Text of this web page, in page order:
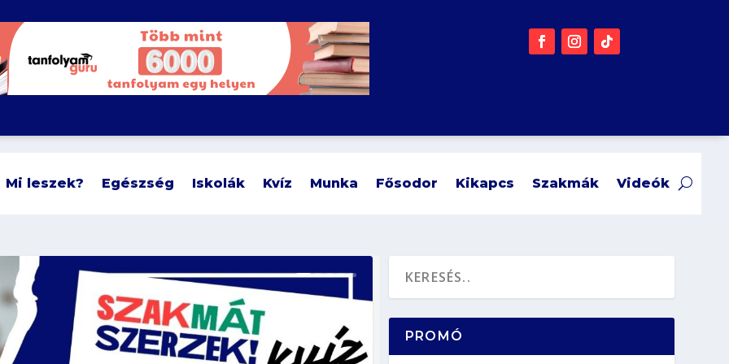
Mi leszek? Egészség Iskolák Kvíz Munka Fősodor Kikapcs Szakmák Videók
PROMÓ